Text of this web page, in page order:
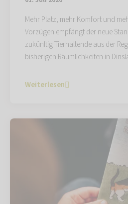
Mehr Platz, mehr Komfort und
Vorzügen empfängt der neue
zukünftig Tierhaltende aus der
bisherigen Räumlichkeiten in
Weiterlesen